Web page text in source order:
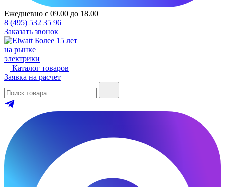
Ежедневно с 09.00 до 18.00
8 (495) 532 35 96
Заказать звонок
Более 15 лет
на рынке
электрики
Каталог товаров
Заявка на расчет